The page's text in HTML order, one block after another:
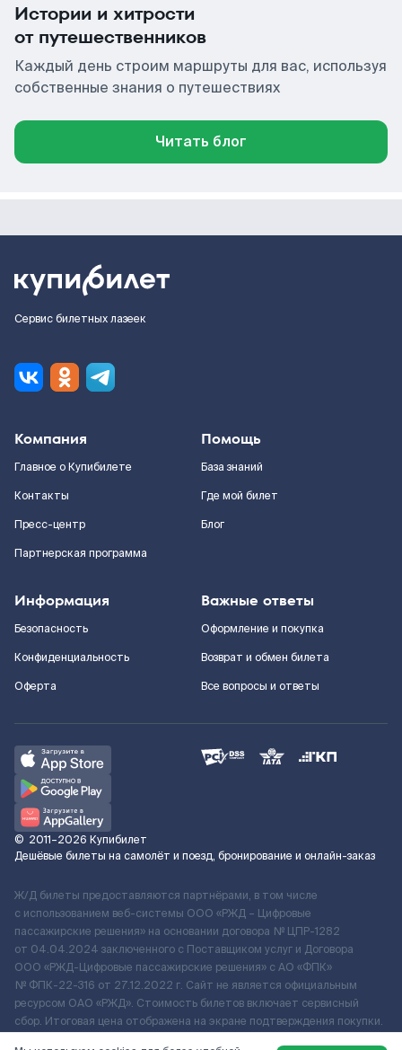
Истории и хитрости
от путешественников
Каждый день строим маршруты для вас, используя
собственные знания о путешествиях
Читать блог
Сервис билетных лазеек
Компания
Главное о Купибилете
Контакты
Пресс-центр
Партнерская программа
Помощь
База знаний
Где мой билет
Блог
Информация
Безопасность
Конфиденциальность
Оферта
Важные ответы
Оформление и покупка
Возврат и обмен билета
Все вопросы и ответы
© 2011–2026 Купибилет
Дешёвые билеты на самолёт и поезд, бронирование и онлайн-заказ
Ж/Д билеты предоставляются партнёрами, в том числе
с использованием веб-системы ООО «РЖД – Цифровые
пассажирские решения» на основании договора № ЦПР-1282
от 04.04.2024 заключенного с Поставщиком услуг и Договора
ООО «РЖД-Цифровые пассажирские решения» c АО «ФПК»
№ ФПК-22-316 от 27.12.2022 г. Сайт не является официальным
ресурсом ОАО «РЖД». Стоимость билетов включает сервисный
сбор. Итоговая цена отображена на экране подтверждения покупки.